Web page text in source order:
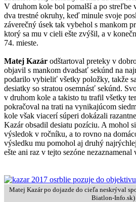
V druhom kole bol pomalší a po streľbe
dva trestné okruhy, keď minule svoje
záverečný úsek tak vybehol s mankom
ktorý sa mu v cieli ešte zvýšil, a v
74. mieste.
Matej Kazár odštartoval preteky v
objavil s mankom dvadsať sekúnd na
podarilo vybieliť všetky položky, takže
desiatky so stratou osemnásť sekúnd.
v druhom kole a takisto tu trafil všetky
pokračoval na trati na vynikajúcom
kole však viacerí súperi dokázali
Kazár obsadil desiatu pozíciu. A mohol
výsledok v ročníku, a to rovno na
výsledku mu pomohol aj druhý
ešte ani raz v tejto sezóne
Matej Kazár po dojazde do cieľa neskrýval
Biatlon-Info.sk)